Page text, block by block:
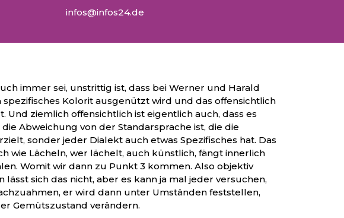
infos@infos24.de
immer sei, unstrittig ist, dass bei Werner und Harald
spezifisches Kolorit ausgenützt wird und das offensichtlich
Und ziemlich offensichtlich ist eigentlich auch, dass es
Abweichung von der Standarsprache ist, die die
sonder jeder Dialekt auch etwas Spezifisches hat. Das
wie Lächeln, wer lächelt, auch künstlich, fängt innerlich
Womit wir dann zu Punkt 3 kommen. Also objektiv
lässt sich das nicht, aber es kann ja mal jeder versuchen,
er wird dann unter Umständen feststellen,
Gemütszustand verändern.